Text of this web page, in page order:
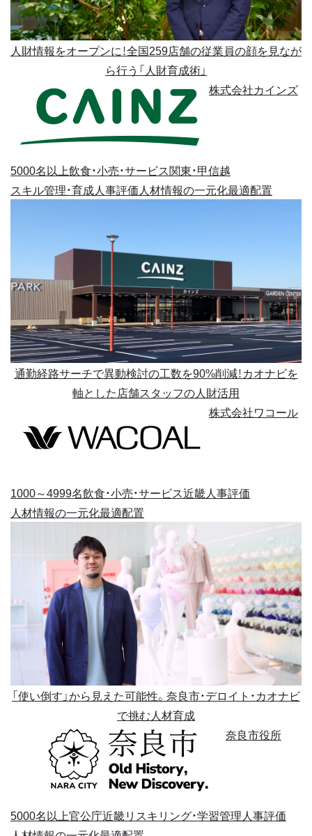
人財情報をオープンに！全国259店舗の従業員の顔を見なが
ら行う「人財育成術」
株式会社カインズ
5000名以上飲食・小売・サービス関東・甲信越
スキル管理・育成人事評価人材情報の一元化最適配置
通勤経路サーチで異動検討の工数を90%削減！カオナビを
軸とした店舗スタッフの人財活用
株式会社ワコール
1000～4999名飲食・小売・サービス近畿人事評価
人材情報の一元化最適配置
「使い倒す」から見えた可能性。奈良市・デロイト・カオナビ
で挑む人材育成
奈良市役所
5000名以上官公庁近畿リスキリング・学習管理人事評価